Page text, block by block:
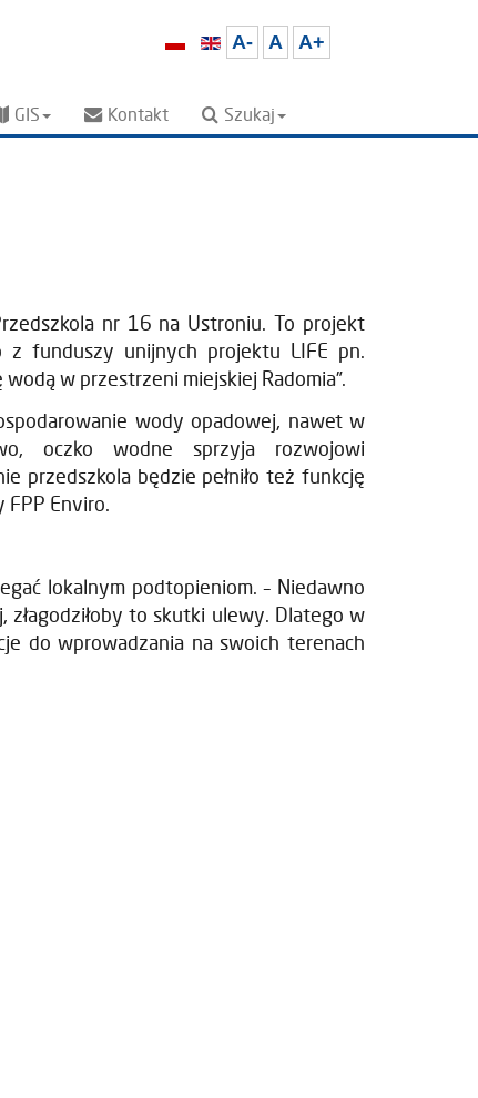
A- A A+
GIS Kontakt Szukaj
nr 16 na Ustroniu. To projekt
z funduszy unijnych projektu LIFE pn.
w przestrzeni miejskiej Radomia”.
wody opadowej, nawet w
oczko wodne sprzyja rozwojowi
przedszkola będzie pełniło też funkcję
Enviro.
lokalnym podtopieniom. – Niedawno
złagodziłoby to skutki ulewy. Dlatego w
do wprowadzania na swoich terenach